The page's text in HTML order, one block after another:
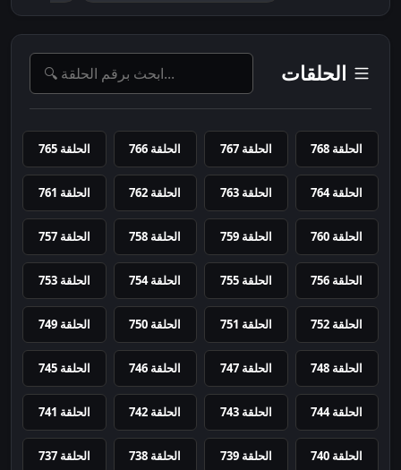
الحلقات
الحلقة 768 الحلقة 767 الحلقة 766 الحلقة 765
الحلقة 764 الحلقة 763 الحلقة 762 الحلقة 761
الحلقة 760 الحلقة 759 الحلقة 758 الحلقة 757
الحلقة 756 الحلقة 755 الحلقة 754 الحلقة 753
الحلقة 752 الحلقة 751 الحلقة 750 الحلقة 749
الحلقة 748 الحلقة 747 الحلقة 746 الحلقة 745
الحلقة 744 الحلقة 743 الحلقة 742 الحلقة 741
الحلقة 740 الحلقة 739 الحلقة 738 الحلقة 737